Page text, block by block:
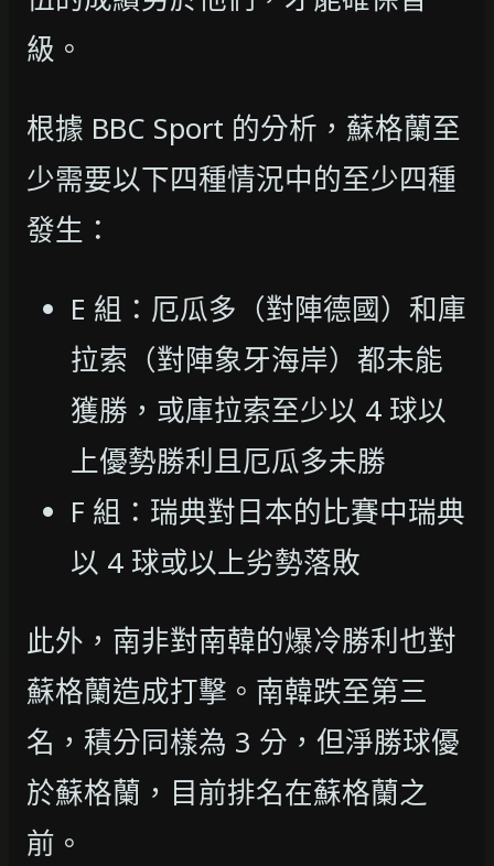
級。
根據 BBC Sport 的分析，蘇格蘭至
少需要以下四種情況中的至少四種
發生：
E 組：厄瓜多（對陣德國）和庫
拉索（對陣象牙海岸）都未能
獲勝，或庫拉索至少以 4 球以
上優勢勝利且厄瓜多未勝
F 組：瑞典對日本的比賽中瑞典
以 4 球或以上劣勢落敗
此外，南非對南韓的爆冷勝利也對
蘇格蘭造成打擊。南韓跌至第三
名，積分同樣為 3 分，但淨勝球優
於蘇格蘭，目前排名在蘇格蘭之
前。